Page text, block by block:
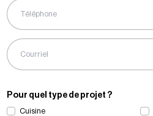
Pour quel type de projet ?
Cuisine